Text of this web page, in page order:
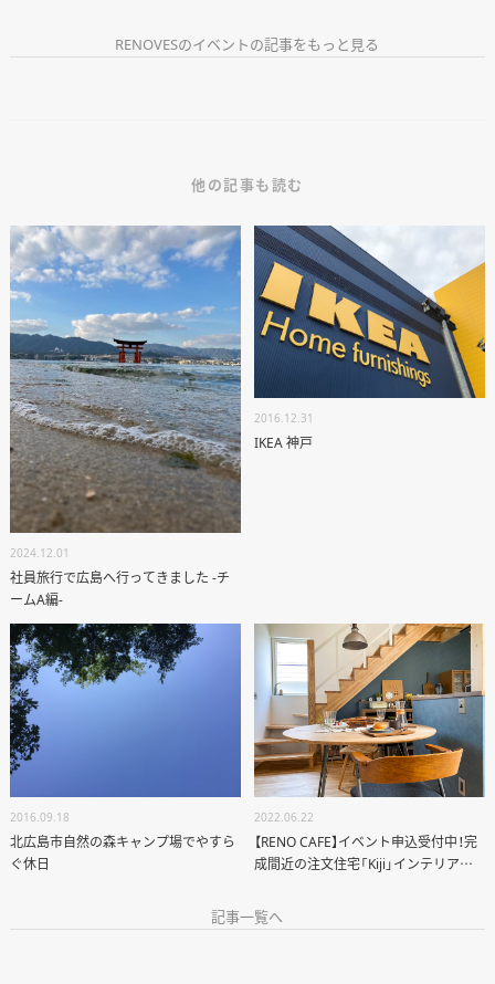
EVENT
WORKS
ABOUT US
STAFF BLOG
RECRUIT
資料請求
個別相談
オーナー様専用サイト CLUB RENOVES
RENOVESのイベントの記事をもっと見る
他の記事も読む
2024.12.01
社員旅行で広島へ行ってきました -チ
ームA編-
2016.12.31
IKEA 神戸
2016.09.18
北広島市自然の森キャンプ場でやすら
ぐ休日
2022.06.22
【RENO CAFE】イベント申込受付中！完
成間近の注文住宅「Kiji」インテリア編
記事一覧へ